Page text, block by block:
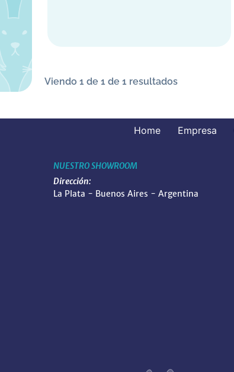
Viendo 1 de 1 de 1 resultados
Home Empresa
NUESTRO SHOWROOM
Dirección:
La Plata - Buenos Aires - Argentina